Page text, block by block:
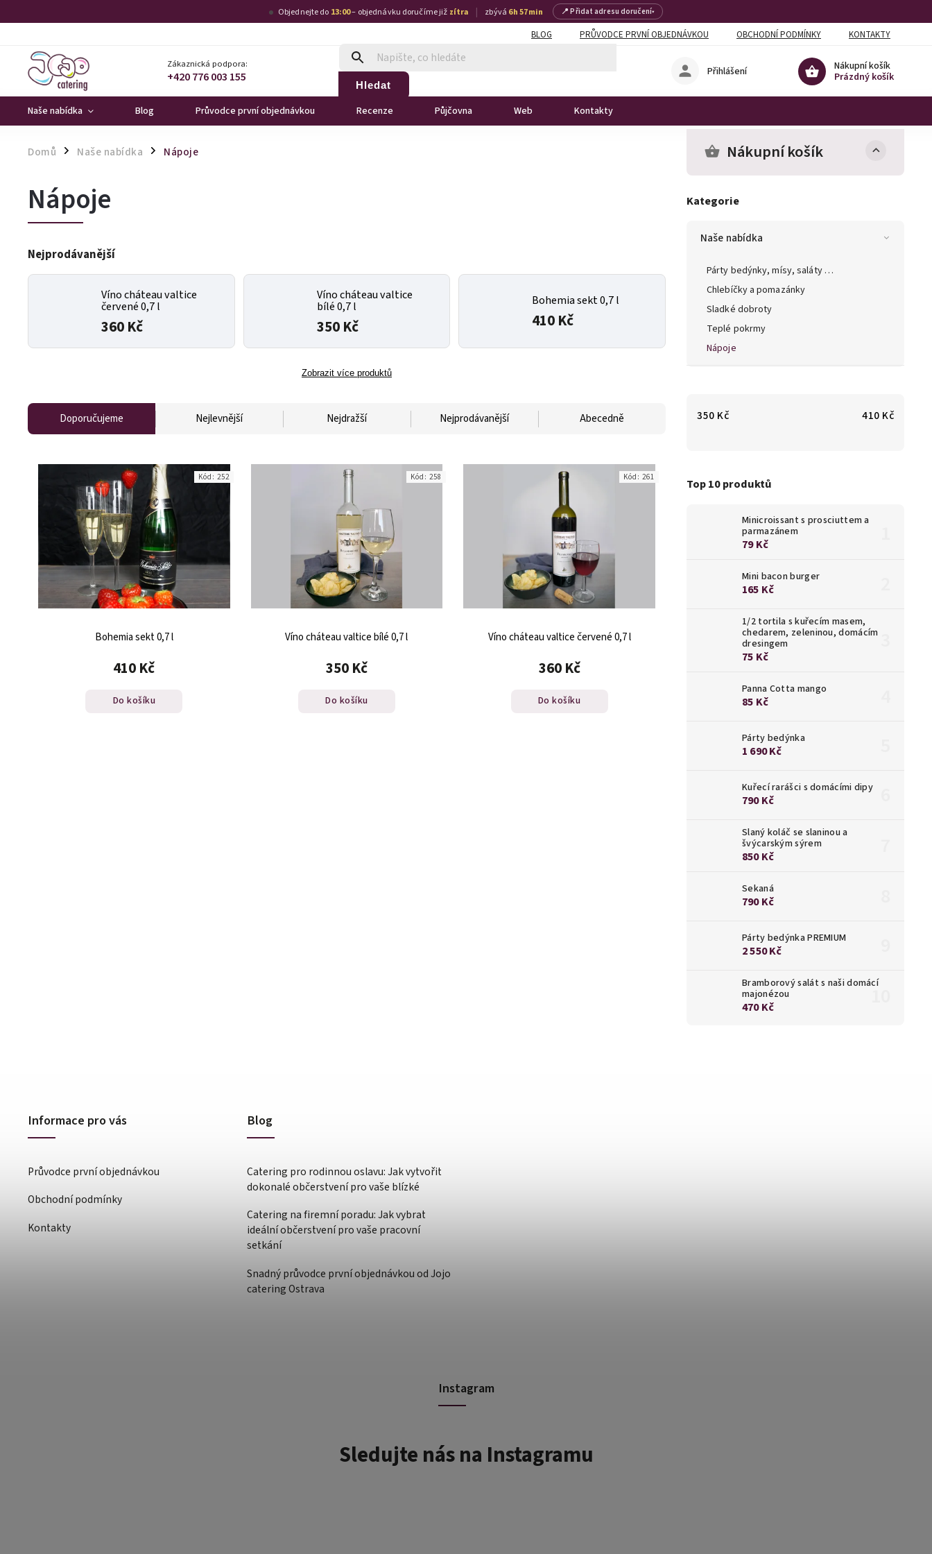
Objednejte do 13:00– objednávku doručíme již zítra | zbývá 6 h 57 min 📍 Přidat adresu doručení▾
BLOG PRŮVODCE PRVNÍ OBJEDNÁVKOU OBCHODNÍ PODMÍNKY KONTAKTY
Zákaznická podpora:
+420 776 003 155 Hledat
Nákupní košík
Prázdný košík
Přihlášení
Naše nabídka Blog Průvodce první objednávkou Recenze Půjčovna Web Kontakty
Domů / Naše nabídka / Nápoje Nákupní košík
Kategorie
Naše nabídka
Párty bedýnky, mísy, saláty …
Chlebíčky a pomazánky
Sladké dobroty
Teplé pokrmy
Nápoje
350 Kč 410 Kč
Top 10 produktů
Minicroissant s prosciuttem a
parmazánem
79 Kč
Mini bacon burger
165 Kč
1/2 tortila s kuřecím masem,
chedarem, zeleninou, domácím
dresingem
75 Kč
Panna Cotta mango
85 Kč
Párty bedýnka
1 690 Kč
Kuřecí rarášci s domácími dipy
790 Kč
Slaný koláč se slaninou a
švýcarským sýrem
850 Kč
Sekaná
790 Kč
Párty bedýnka PREMIUM
2 550 Kč
Bramborový salát s naši domácí
majonézou
470 Kč
Nápoje
Nejprodávanější
Víno cháteau valtice
červené 0,7 l
360 Kč
Víno cháteau valtice
bílé 0,7 l
350 Kč
Bohemia sekt 0,7 l
410 Kč
Zobrazit více produktů
Doporučujeme Nejlevnější Nejdražší Nejprodávanější Abecedně
Bohemia sekt 0,7 l
410 Kč
Do košíku
Kód: 252
Víno cháteau valtice bílé 0,7 l
350 Kč
Do košíku
Kód:258
Víno cháteau valtice červené 0,7 l
360 Kč
Do košíku
Kód: 261
Informace pro vás
Průvodce první objednávkou
Obchodní podmínky
Kontakty
Blog
Catering pro rodinnou oslavu: Jak vytvořit
dokonalé občerstvení pro vaše blízké
Catering na firemní poradu: Jak vybrat
ideální občerstvení pro vaše pracovní
setkání
Snadný průvodce první objednávkou od Jojo
catering Ostrava
Instagram
Sledujte nás na Instagramu